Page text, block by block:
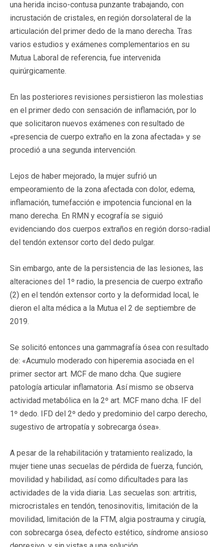
una herida inciso-contusa punzante trabajando, con
incrustación de cristales, en región dorsolateral de la
articulación del primer dedo de la mano derecha. Tras
varios estudios y exámenes complementarios en su
Mutua Laboral de referencia, fue intervenida
quirúrgicamente.
En las posteriores revisiones persistieron las molestias
en el primer dedo con sensación de inflamación, por lo
que solicitaron nuevos exámenes con resultado de
«presencia de cuerpo extraño en la zona afectada» y se
procedió a una segunda intervención.
Lejos de haber mejorado, la mujer sufrió un
empeoramiento de la zona afectada con dolor, edema,
inflamación, tumefacción e impotencia funcional en la
mano derecha. En RMN y ecografía se siguió
evidenciando dos cuerpos extraños en región dorso-radial
del tendón extensor corto del dedo pulgar.
Sin embargo, ante de la persistencia de las lesiones, las
alteraciones del 1º radio, la presencia de cuerpo extraño
(2) en el tendón extensor corto y la deformidad local, le
dieron el alta médica a la Mutua el 2 de septiembre de
2019.
Se solicitó entonces una gammagrafía ósea con resultado
de: «Acumulo moderado con hiperemia asociada en el
primer sector art. MCF de mano dcha. Que sugiere
patología articular inflamatoria. Así mismo se observa
actividad metabólica en la 2º art. MCF mano dcha. IF del
1º dedo. IFD del 2º dedo y predominio del carpo derecho,
sugestivo de artropatía y sobrecarga ósea».
A pesar de la rehabilitación y tratamiento realizado, la
mujer tiene unas secuelas de pérdida de fuerza, función,
movilidad y habilidad, así como dificultades para las
actividades de la vida diaria. Las secuelas son: artritis,
microcristales en tendón, tenosinovitis, limitación de la
movilidad, limitación de la FTM, algia postrauma y cirugía,
con sobrecarga ósea, defecto estético, síndrome ansioso